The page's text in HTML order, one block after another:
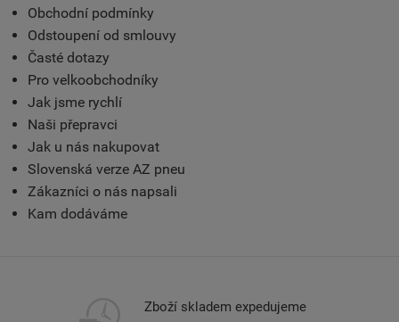
Obchodní podmínky
Odstoupení od smlouvy
Časté dotazy
Pro velkoobchodníky
Jak jsme rychlí
Naši přepravci
Jak u nás nakupovat
Slovenská verze AZ pneu
Zákazníci o nás napsali
Kam dodáváme
Zboží skladem expedujeme